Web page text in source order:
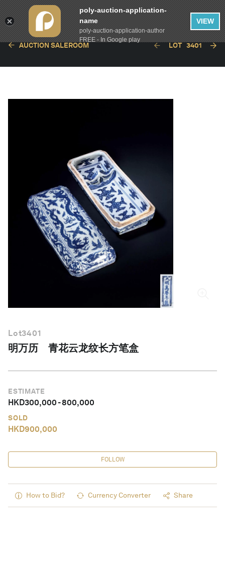
AUCTION SALEROOM LOT 3401
Lot3401
明万历 青花云龙纹长方笔盒
ESTIMATE
HKD300,000-800,000
SOLD
HKD900,000
FOLLOW
How to Bid? Currency Converter Share
poly-auction-application-
name
poly-auction-application-author
FREE - In Google play
VIEW